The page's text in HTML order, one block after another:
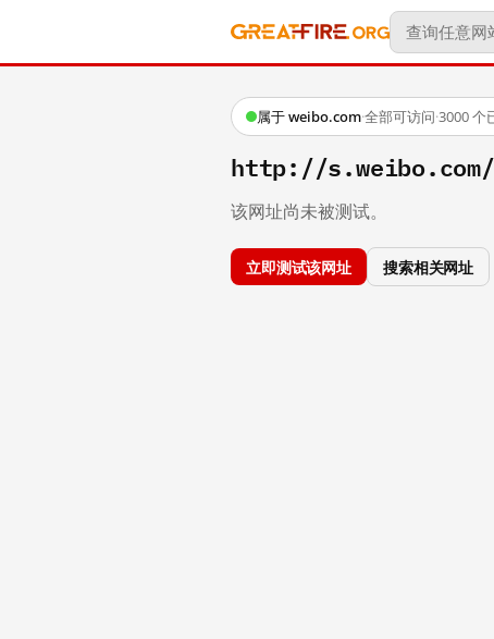
属于 weibo.com·全部可访问·3000 个
http://s.weibo.com/
该网址尚未被测试。
立即测试该网址 搜索相关网址